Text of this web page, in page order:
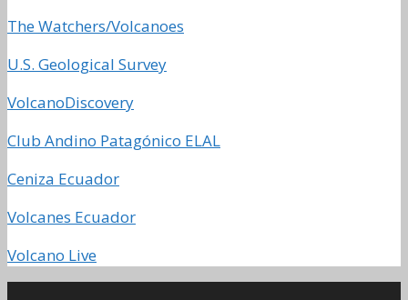
The Watchers/Volcanoes
U.S. Geological Survey
VolcanoDiscovery
Club Andino Patagónico ELAL
Ceniza Ecuador
Volcanes Ecuador
Volcano Live